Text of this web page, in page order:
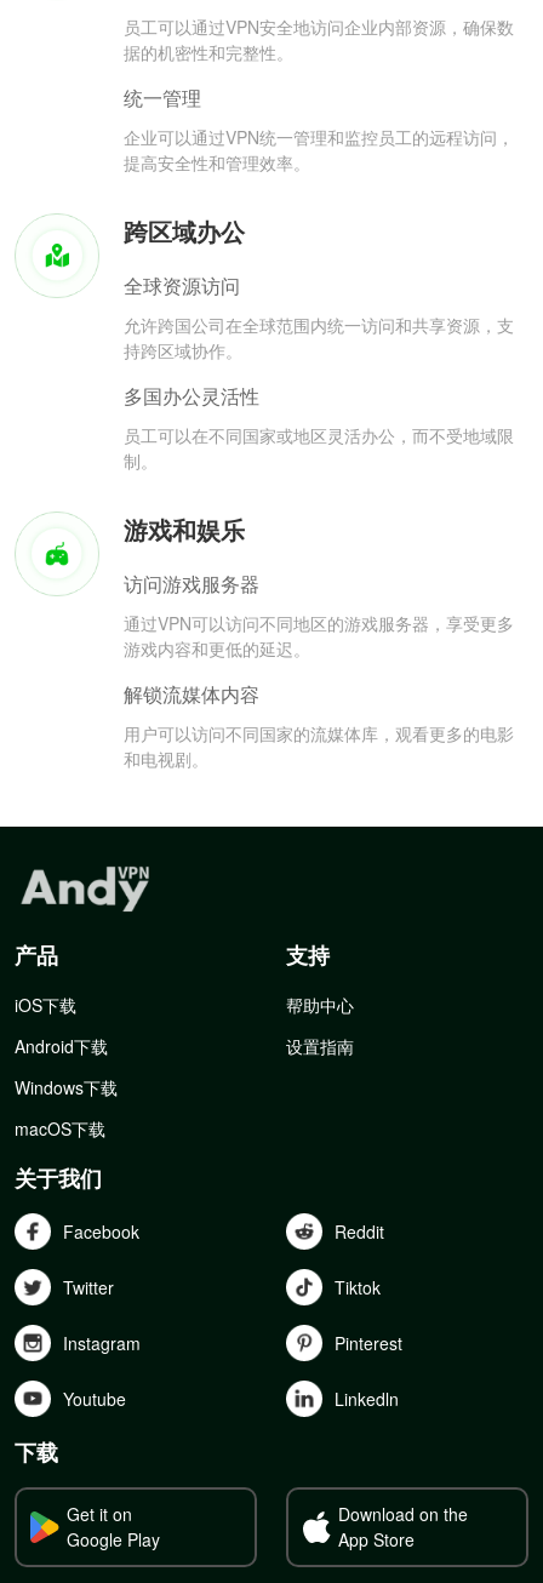
员工可以通过VPN安全地访问企业内部资源，确保数
据的机密性和完整性。
统一管理
企业可以通过VPN统一管理和监控员工的远程访问，
提高安全性和管理效率。
跨区域办公
全球资源访问
允许跨国公司在全球范围内统一访问和共享资源，支
持跨区域协作。
多国办公灵活性
员工可以在不同国家或地区灵活办公，而不受地域限
制。
游戏和娱乐
访问游戏服务器
通过VPN可以访问不同地区的游戏服务器，享受更多
游戏内容和更低的延迟。
解锁流媒体内容
用户可以访问不同国家的流媒体库，观看更多的电影
和电视剧。
产品
iOS下载
Android下载
Windows下载
macOS下载
支持
帮助中心
设置指南
关于我们
Facebook Reddit
Twitter Tiktok
Instagram Pinterest
Youtube Linkedln
下载
Get it on
Google Play
Download on the
App Store